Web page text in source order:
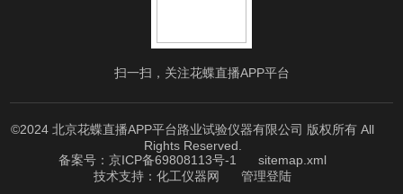
扫一扫，关注花蝶直播APP平台
©2024 北京花蝶直播APP平台路业试验仪器有限公司 版权所有 All
Rights Reserved.
备案号：京ICP备69808113号-1
sitemap.xml
技术支持： 化工仪器网 管理登陆